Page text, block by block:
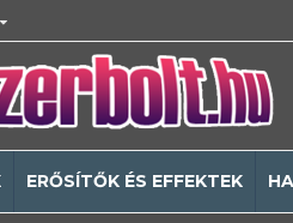
ERŐSÍTŐK ÉS EFFEKTEK